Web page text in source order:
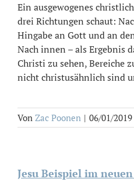
Ein ausgewogenes
drei Richtungen schaut:
Hingabe an Gott und an
Nach innen – als Ergebnis
Christi zu sehen, Bereiche
nicht christusähnlich sind
Von Zac Poonen | 06/01/2019
Jesu Beispiel im